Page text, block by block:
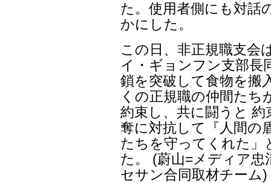
た。使用者側にも対話
かにした。
この日、非正規職支会
イ・ギョンフン支部長
鎖を突破して食物を搬
くの正規職の仲間た
約束し、共に闘うと
奪に対抗して『人間の
たちを守ってくれた」
た。 (蔚山=メディア
セサン合同取材チーム)